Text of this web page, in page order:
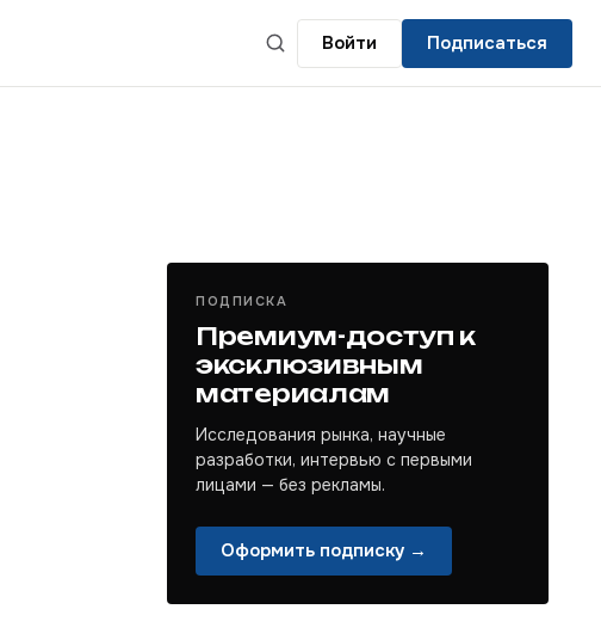
Войти Подписаться
ПОДПИСКА
Премиум-доступ к
эксклюзивным
материалам
Исследования рынка, научные
разработки, интервью с первыми
лицами — без рекламы.
Оформить подписку →